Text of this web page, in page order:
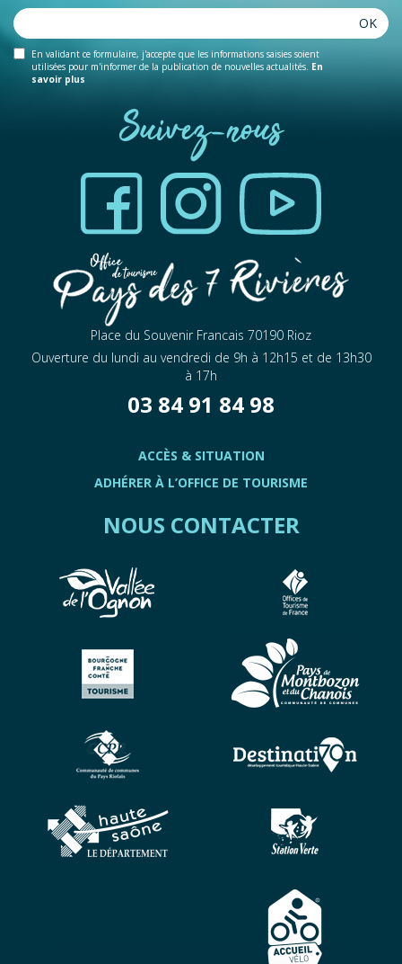
En validant ce formulaire, j'accepte que les informations saisies soient
utilisées pour m'informer de la publication de nouvelles actualités. En
savoir plus
OK
Suivez-nous
Place du Souvenir Francais 70190 Rioz
Ouverture du lundi au vendredi de 9h à 12h15 et de 13h30
à 17h
03 84 91 84 98
ACCÈS & SITUATION
ADHÉRER À L’OFFICE DE TOURISME
NOUS CONTACTER